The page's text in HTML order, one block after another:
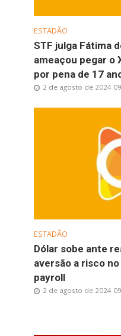
ESTADÃO
STF julga Fátima
ameaçou pegar o
por pena de 17
2 de agosto de 2024
ESTADÃO
Dólar sobe ante
aversão a risco
payroll
2 de agosto de 2024